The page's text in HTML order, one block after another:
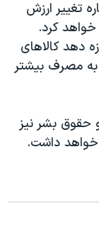
تغییر ارزش
خواهد کرد.
دهد کالاهای
به مصرف بیشتر
حقوق بشر نیز
خواهد داشت.